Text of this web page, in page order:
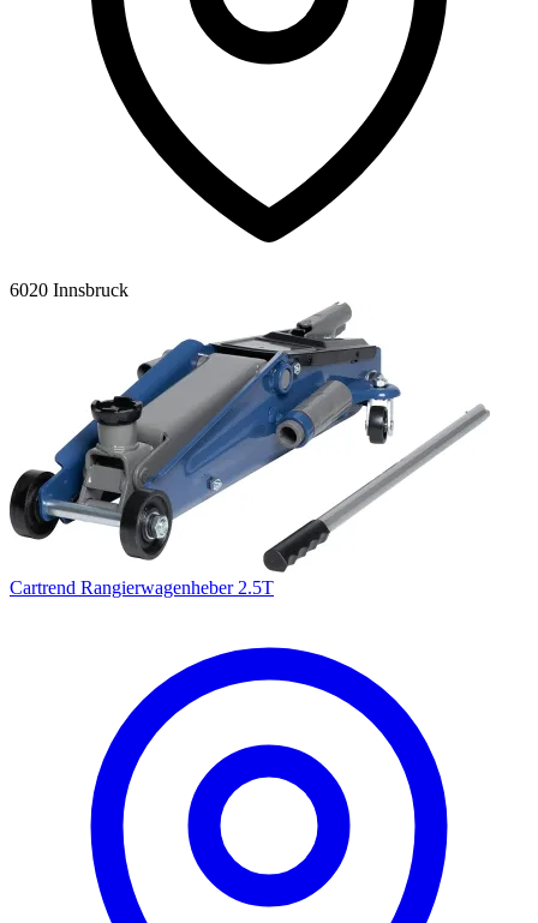
6020 Innsbruck
Cartrend Rangierwagenheber 2.5T